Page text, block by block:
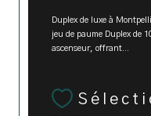
Duplex de luxe à
jeu de paume Duplex de
ascenseur, offrant...